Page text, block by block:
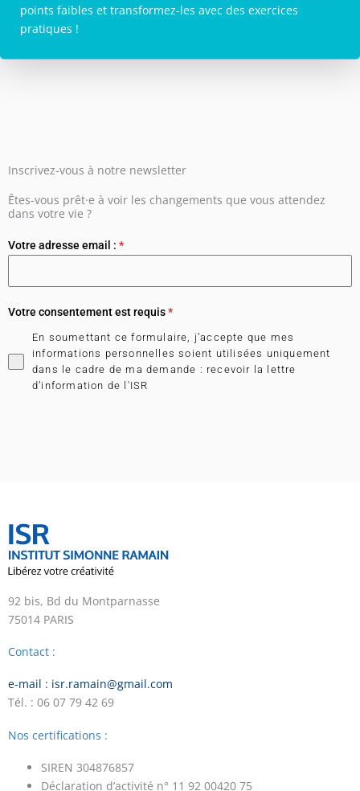
points faibles et transformez-les avec des exercices
pratiques !
Inscrivez-vous à notre newsletter
Êtes-vous prêt·e à voir les changements que vous attendez
dans votre vie ?
Votre adresse email : *
Votre consentement est requis*
En soumettant ce formulaire, j’accepte que mes
informations personnelles soient utilisées uniquement
dans le cadre de ma demande : recevoir la lettre
d’information de l'ISR
92 bis, Bd du Montparnasse
75014 PARIS
Contact :
e-mail : isr.ramain@gmail.com
Tél. : 06 07 79 42 69
Nos certifications :
SIREN 304876857
Déclaration d’activité n° 11 92 00420 75